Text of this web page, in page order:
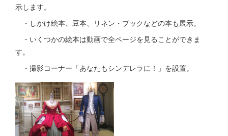
示します。
・しかけ絵本、豆本、リネン・ブックなどの本も展示。
・いくつかの絵本は動画で全ページを見ることができま
す。
・撮影コーナー「あなたもシンデレラに！」を設置。